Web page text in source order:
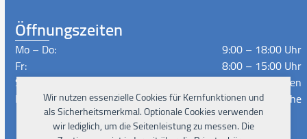
Wir nutzen essenzielle Cookies für Kernfunktionen und
als Sicherheitsmerkmal. Optionale Cookies verwenden
wir lediglich, um die Seitenleistung zu messen. Die
Öffnungszeiten
Mo – Do:
9:00 – 18:00 Uhr
Fr:
8:00 – 15:00 Uhr
Sa – So:
Geschlossen
Lieferzeiten:
Nach Absprache